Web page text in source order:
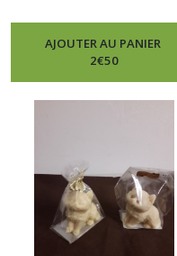
AJOUTER AU PANIER
2€50